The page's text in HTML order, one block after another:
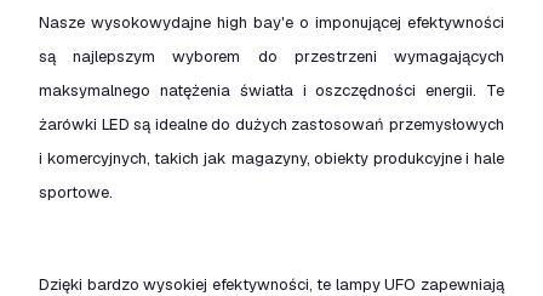
Nasze wysokowydajne high bay'e o imponującej efektywności
są najlepszym wyborem do przestrzeni wymagających
maksymalnego natężenia światła i oszczędności energii. Te
żarówki LED są idealne do dużych zastosowań przemysłowych
i komercyjnych, takich jak magazyny, obiekty produkcyjne i hale
sportowe.
Dzięki bardzo wysokiej efektywności, te lampy UFO zapewniają